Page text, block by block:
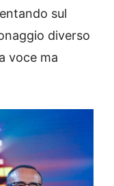
sul
diverso
voce ma